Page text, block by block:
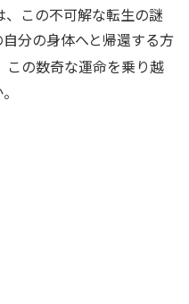
、この不可解な転生の謎
分の身体へと帰還する方
この数奇な運命を乗り越